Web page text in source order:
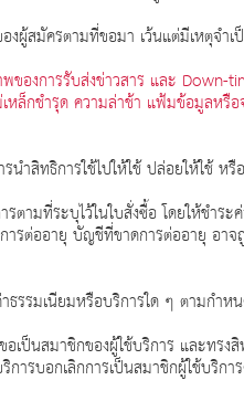
งผู้สมัครตามที่ขอมา เว้นแต่มีเหตุจำ
องการรับส่งข่าวสาร และ Down-
หล็กชำรุด ความล่าช้า แฟ้มข้อมูลห
นำสิทธิการใช้ไปให้ใช้ ปล่อยให้ใช้
รตามที่ระบุไว้ในใบสั่งซื้อ โดยให้ช
รต่ออายุ บัญชีที่ขาดการต่ออายุ อาจ
รรมเนียมหรือบริการใด ๆ ตามกำห
เป็นสมาชิกของผู้ใช้บริการ และทรง
ารบอกเลิกการเป็นสมาชิกผู้ใช้บริก